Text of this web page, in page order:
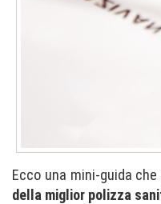
Ecco una mini-guida
della miglior polizza